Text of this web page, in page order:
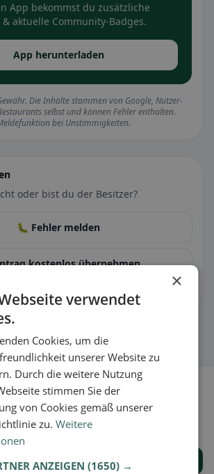
App bekommst du zusätzliche
aktuelle Community-Badges.
App herunterladen
Die Inhalte stammen von Google, Nutzer-
selbst und können Fehler enthalten.
bei Unstimmigkeiten.
oder bist du der Besitzer?
🐛 Fehler melden
kostenlos übernehmen
Speisekarte & Infos pflegen.
Ort für deine Restaurantsuche.
Alle Orte anzeigen
×
verwendet
Cookies, um die
unserer Website zu
Durch die weitere Nutzung
stimmen Sie der
von Cookies gemäß unserer
zu.Weitere
ANZEIGEN(1650) →